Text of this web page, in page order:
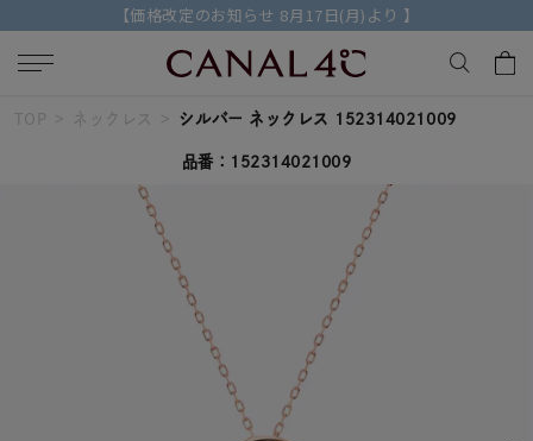
【価格改定のお知らせ 8月17日(月)より 】
キーワードで検索する
人気検索キーワード
#ダイヤモンド ネックレス
#エタニティ
TOP ネックレス シルバー ネックレス 152314021009
品番：152314021009